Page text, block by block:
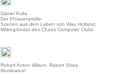
Daniel Kulla
Der Phrasenprüfer
Szenen aus dem Leben von Wau Holland,
Mitbegründer des Chaos Computer Clubs
Robert Anton Wilson, Robert Shea
Illuminatus!